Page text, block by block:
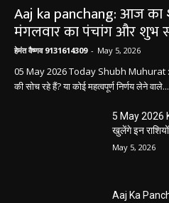
Aaj ka panchang: आज का
मंगलवार का पंचांग और शुभ
हेमंत वैष्णव 9131614309 - May 5, 2026
05 May 2026 Today Shubh Muhurat
की सोच रहे हैं? या कोई महत्वपूर्ण निर्णय लेने वाले...
5 May 2026
खुलेंगे इन
May 5, 2026
Aaj Ka